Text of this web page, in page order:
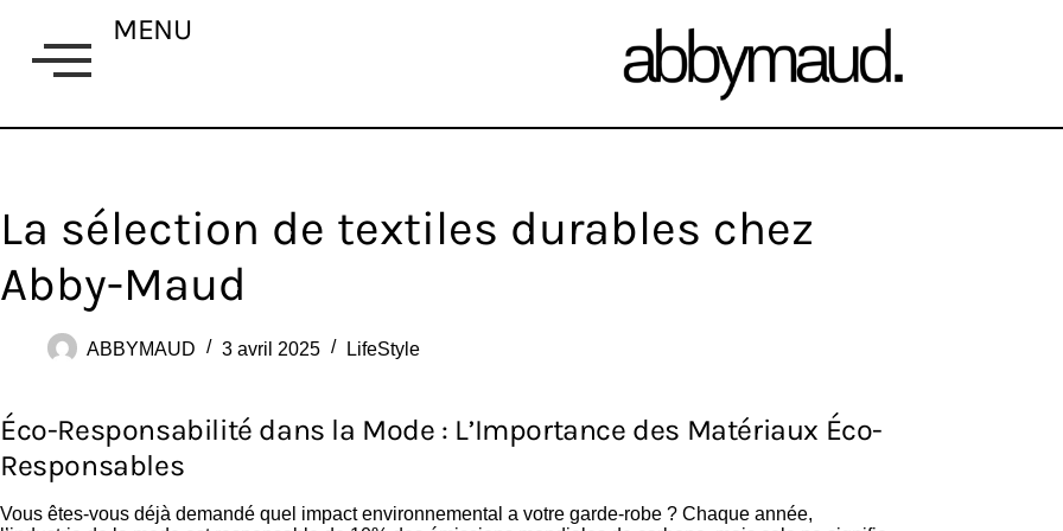
MENU
La sélection de textiles durables chez
Abby-Maud
ABBYMAUD 3 avril 2025 LifeStyle
Éco-Responsabilité dans la Mode : L’Importance des Matériaux Éco-
Responsables
Vous êtes-vous déjà demandé quel impact environnemental a votre garde-robe ? Chaque année,